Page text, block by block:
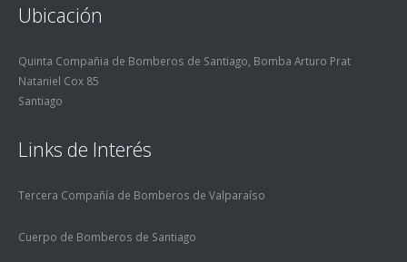
Ubicación
Quinta Compañia de Bomberos de Santiago, Bomba Arturo Prat
Nataniel Cox 85
Santiago
Links de Interés
Tercera Compañía de Bomberos de Valparaíso
Cuerpo de Bomberos de Santiago